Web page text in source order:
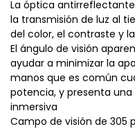
La óptica
la transmisión de luz al
del color, el contraste y
El ángulo de visión
ayudar a minimizar la
manos que es común
potencia, y presenta
inmersiva
Campo de visión de 305